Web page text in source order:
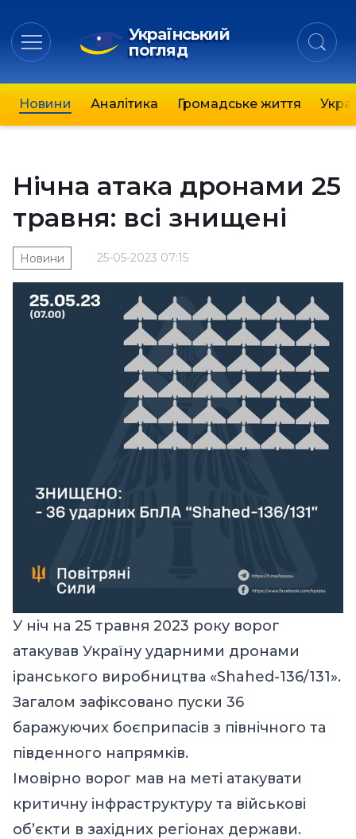
Український
погляд
Новини Аналітика Громадське життя
Нічна атака дронами 25
травня: всі знищені
25-05-2023 07:15
Новини
У ніч на 25 травня 2023 року ворог
атакував Україну ударними дронами
іранського виробництва «Shahed-136/131».
Загалом зафіксовано пуски 36
баражуючих боєприпасів з північного та
південного напрямків.
Імовірно ворог мав на меті атакувати
критичну інфраструктуру та військові
об’єкти в західних регіонах держави.